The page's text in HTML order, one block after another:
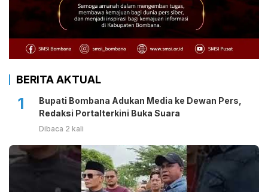
BERITA AKTUAL
1
Bupati Bombana Adukan Media ke Dewan Pers,
Redaksi Portalterkini Buka Suara
Dibaca 2 kali